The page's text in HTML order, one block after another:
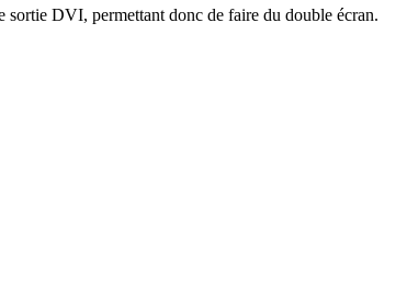
DVI, permettant donc de faire du double écran.